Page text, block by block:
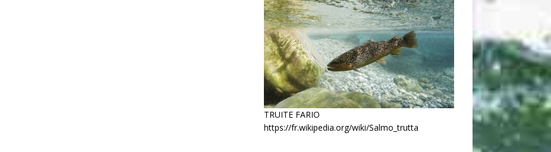
TRUITE FARIO
https://fr.wikipedia.org/wiki/Salmo_trutta